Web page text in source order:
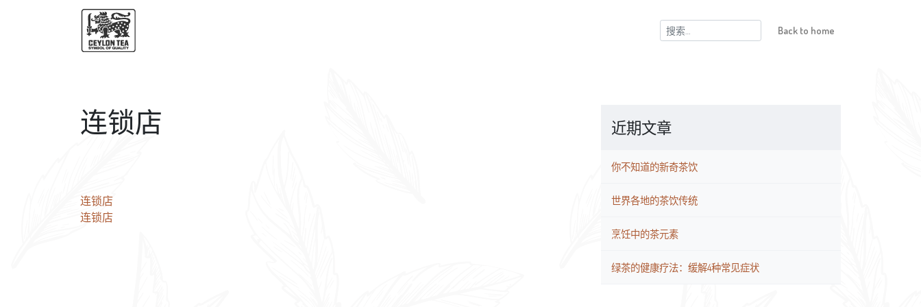
搜
索：
Back to home
近期文章
你不知道的新奇茶饮
世界各地的茶饮传统
烹饪中的茶元素
绿茶的健康疗法：缓解4种常见症状
连锁店
文
章
连锁店
连锁店